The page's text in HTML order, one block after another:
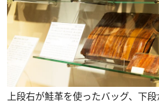
上段右が鮭革を使ったバッグ、下